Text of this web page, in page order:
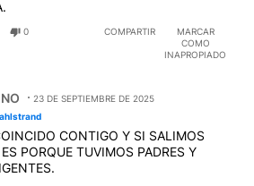
0 COMPARTIR
MARCAR
COMO
INAPROPIADO
23 DE SEPTIEMBRE DE 2025
CONTIGO Y SI SALIMOS
PORQUE TUVIMOS PADRES Y